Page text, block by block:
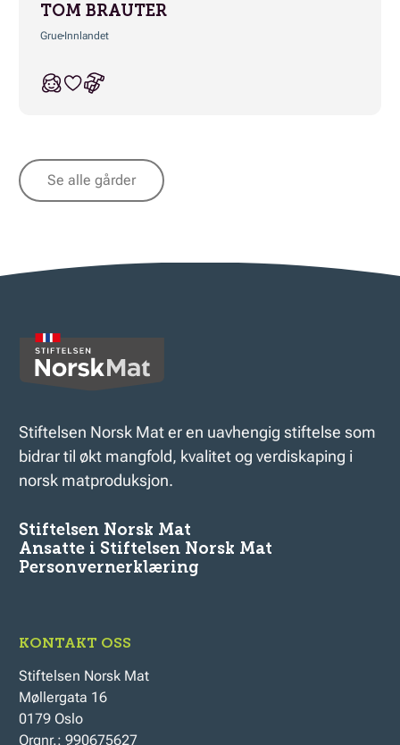
TOM BRAUTER
GrueInnlandet
Se alle gårder
Stiftelsen Norsk Mat er en uavhengig stiftelse som
bidrar til økt mangfold, kvalitet og verdiskaping i
norsk matproduksjon.
Stiftelsen Norsk Mat
Ansatte i Stiftelsen Norsk Mat
Personvernerklæring
KONTAKT OSS
Stiftelsen Norsk Mat
Møllergata 16
0179 Oslo
Orgnr.: 990675627